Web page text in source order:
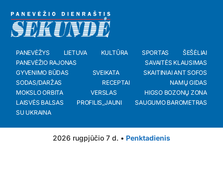
PANEVĖŽYS LIETUVA KULTŪRA SPORTAS
ŠEŠĖLIAI
PANEVĖŽIO RAJONAS
SAVAITĖS KLAUSIMAS
GYVENIMO BŪDAS
SVEIKATA
SKAITINIAI ANT SOFOS
SODAS/DARŽAS
RECEPTAI
NAMŲ GIDAS
MOKSLO ORBITA
VERSLAS
HIGSO BOZONŲ ZONA
LAISVĖS BALSAS
PROFILIS_JAUNI
SAUGUMO BAROMETRAS
SU UKRAINA
2026 rugpjūčio 7 d. • Penktadienis